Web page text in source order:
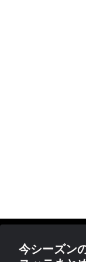
今シーズン